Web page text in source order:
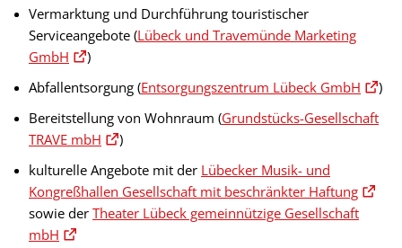
Vermarktung und Durchführung touristischer
Serviceangebote (Lübeck und Travemünde Marketing
GmbH
)
Abfallentsorgung (Entsorgungszentrum Lübeck GmbH
)
Bereitstellung von Wohnraum (Grundstücks-Gesellschaft
TRAVE mbH
)
kulturelle Angebote mit der Lübecker Musik- und
Kongreßhallen Gesellschaft mit beschränkter Haftung
sowie der Theater Lübeck gemeinnützige Gesellschaft
mbH